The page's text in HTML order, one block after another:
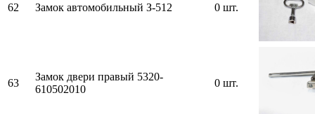
62 Замок автомобильный З-512 0 шт.
63
Замок двери правый 5320-
610502010
0 шт.